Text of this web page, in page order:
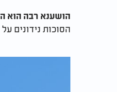
הושענא רבה הוא
הסוכות נידונים